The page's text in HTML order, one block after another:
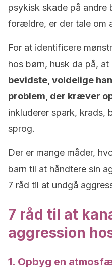
psykisk skade på andre
forældre, er der tale om
For at identificere
hos børn, husk da på, at
bevidste, voldelige
problem, der kræver
inkluderer spark, krads,
sprog.
Der er mange måder,
barn til at håndtere sin
7 råd til at undgå
7 råd til at
aggression
1. Opbyg en